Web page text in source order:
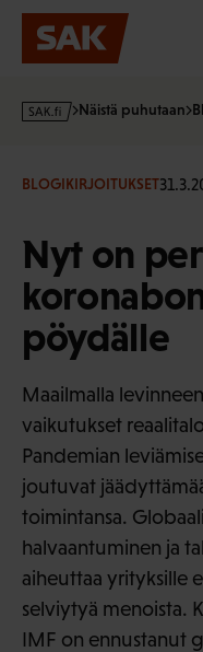
Hyppää
sisältöön
s
·
Näistä puhutaan
BLOGIKIRJOITUKSET
Nyt on
pöydälle
Maailmalla
vaikutukset
Pandemian
joutuvat
toimintansa.
halvaantuminen ja
aiheuttaa yrityksille
selviytyä menoista.
IMF on ennustanut